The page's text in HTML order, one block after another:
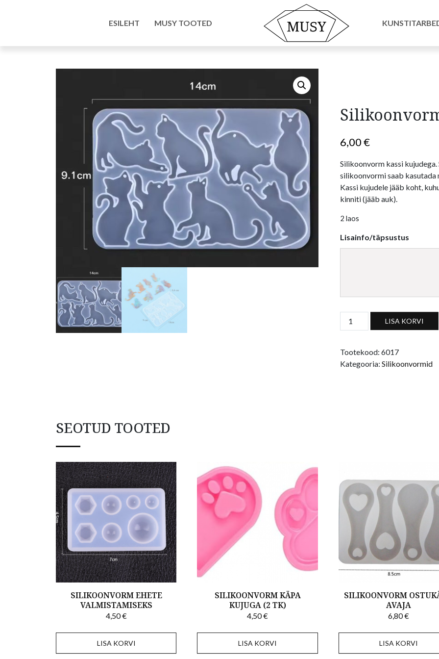
ESILEHT MUSY TOOTED
/ Silikoonvorm kassi kujudega
6,00€
Silikoonvorm kassi
silikoonvormi saab
Kassi kujudele jääb koht,
kinniti (jääb auk).
2 laos
Lisainfo/täpsustus
Silikoonvorm kassi kujudega
LISA KORVI
Tootekood:6017
Kategooria:Silikoonvormid
SEOTUD TOOTED
SILIKOONVORM EHETE
VALMISTAMISEKS
4,50€
LISA KORVI
SILIKOONVORM KÄPA
KUJUGA (2 TK)
4,50€
LISA KORVI
SILIKOONVORM
AVAJA
6,80€
LISA KORVI